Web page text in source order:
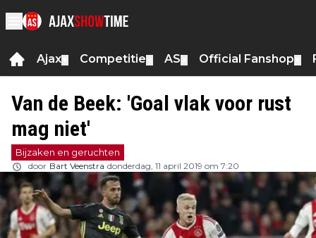
Ajax Competitie AS Official Fanshop
Van de Beek: 'Goal vlak voor rust
mag niet'
Bijzaken en geruchten
door Bart Veenstra donderdag, 11 april 2019 om 7:20